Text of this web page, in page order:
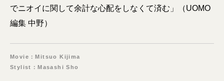
でニオイに関して余計な心配をしなくて済む」（UOMO
編集 中野）
Movie：Mitsuo Kijima
Stylist：Masashi Sho